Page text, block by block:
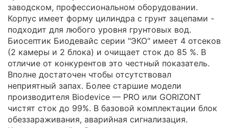
заводском, профессиональном оборудовании.
Корпус имеет форму цилиндра с грунт зацепами -
подходит для любого уровня грунтовых вод.
Биосептик Биодевайс серии "ЭКО" имеет 4 отсеков
(2 камеры и 2 блока) и очищает сток до 85 %. В
отличие от конкурентов это честный показатель.
Вполне достаточен чтобы отсутствовал
неприятный запах. Более старшие модели
производителя Biodevice — PRO или GORIZONT
чистят сток до 99%. В базовой комплектации блок
обеззараживания, аварийная сигнализация.